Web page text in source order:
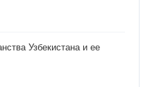
Узбекистана и ее